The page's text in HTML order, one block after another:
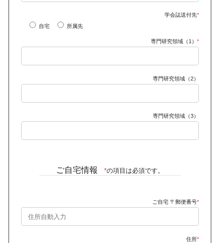
学会誌送付先*
自宅
所属先
専門研究領域（1） *
専門研究領域（2）
専門研究領域（3）
ご自宅情報 *の項目は必須です。
ご自宅 〒郵便番号*
住所*